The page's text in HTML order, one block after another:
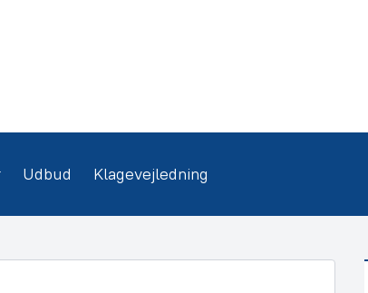
Udbud Klagevejledning